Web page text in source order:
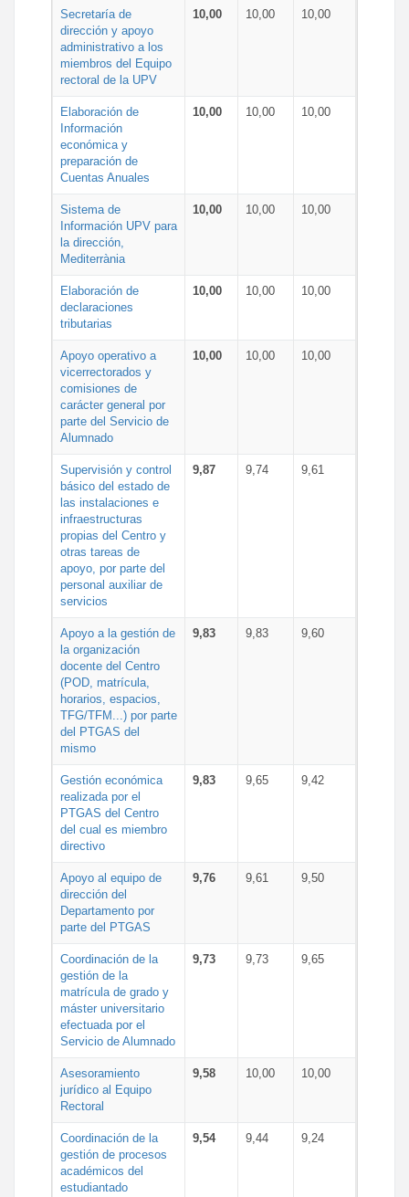
Secretaría de
dirección y apoyo
administrativo a los
miembros del Equipo
rectoral de la UPV
10,00 10,00 10,00
Elaboración de
Información
económica y
preparación de
Cuentas Anuales
10,00 10,00 10,00
Sistema de
Información UPV para
la dirección,
Mediterrània
10,00 10,00 10,00
Elaboración de
declaraciones
tributarias
10,00 10,00 10,00
Apoyo operativo a
vicerrectorados y
comisiones de
carácter general por
parte del Servicio de
Alumnado
10,00 10,00 10,00
Supervisión y control
básico del estado de
las instalaciones e
infraestructuras
propias del Centro y
otras tareas de
apoyo, por parte del
personal auxiliar de
servicios
9,87 9,74 9,61
Apoyo a la gestión de
la organización
docente del Centro
(POD, matrícula,
horarios, espacios,
TFG/TFM...) por parte
del PTGAS del
mismo
9,83 9,83 9,60
Gestión económica
realizada por el
PTGAS del Centro
del cual es miembro
directivo
9,83 9,65 9,42
Apoyo al equipo de
dirección del
Departamento por
parte del PTGAS
9,76 9,61 9,50
Coordinación de la
gestión de la
matrícula de grado y
máster universitario
efectuada por el
Servicio de Alumnado
9,73 9,73 9,65
Asesoramiento
jurídico al Equipo
Rectoral
9,58 10,00 10,00
Coordinación de la
gestión de procesos
académicos del
estudiantado
9,54 9,44 9,24